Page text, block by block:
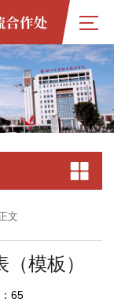
文
模板）
65